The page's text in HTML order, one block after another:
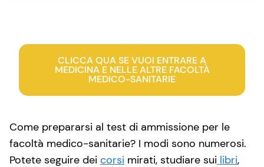
CLICCA QUA SE VUOI ENTRARE A
MEDICINA E NELLE ALTRE FACOLTÀ
MEDICO-SANITARIE
Come prepararsi al test di ammissione per le
facoltà medico-sanitarie? I modi sono numerosi.
Potete seguire dei corsi mirati, studiare sui libri,